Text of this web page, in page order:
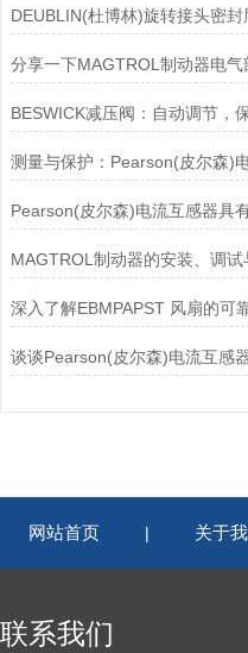
网站首页 | 关于
联系我们